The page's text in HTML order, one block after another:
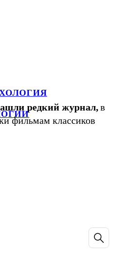
редкий журнал,в
фильмам классиков